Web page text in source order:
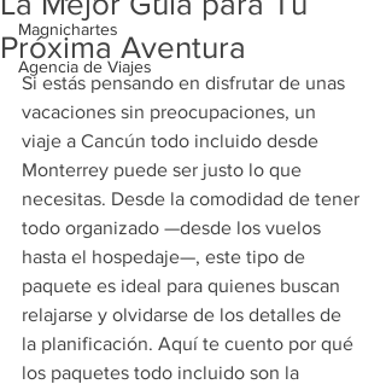
Magnichartes
Agencia de Viajes
Próxima Aventura
Si estás pensando en disfrutar de unas
vacaciones sin preocupaciones, un
viaje a Cancún todo incluido desde
Monterrey puede ser justo lo que
necesitas. Desde la comodidad de tener
todo organizado —desde los vuelos
hasta el hospedaje—, este tipo de
paquete es ideal para quienes buscan
relajarse y olvidarse de los detalles de
la planificación. Aquí te cuento por qué
los paquetes todo incluido son la